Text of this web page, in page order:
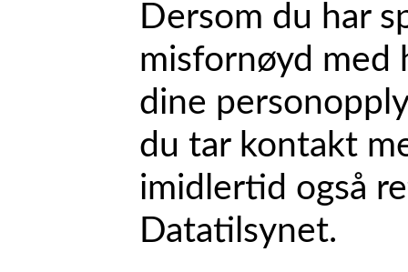
Dersom du har
misfornøyd med
dine
du tar kontakt
imidlertid også
Datatilsynet.